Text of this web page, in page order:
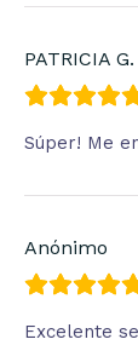
PATRICIA G.
Súper! Me
Anónimo
Excelente